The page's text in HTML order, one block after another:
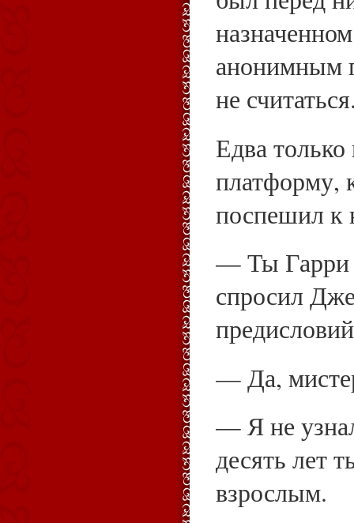
анонимным
не
Едва
платформу,
поспешил к
— Ты Гарри
спросил
— Да,
— Я не
десять лет
взрослым.